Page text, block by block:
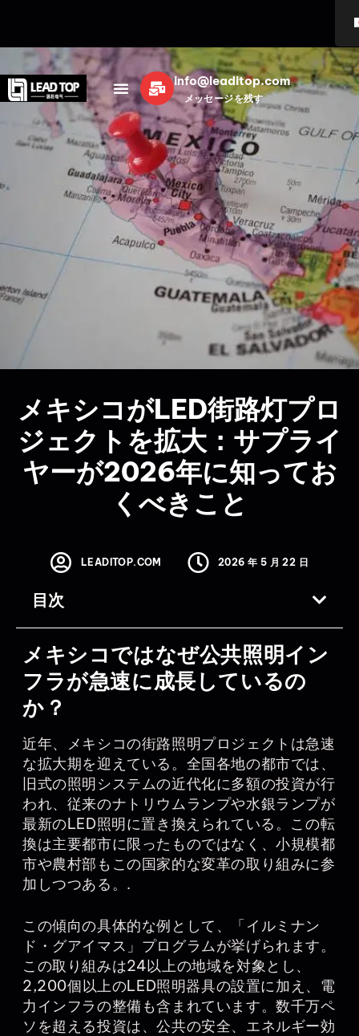
info@leaditop.com
メッセージを残す
メキシコがLED街路灯プロ
ジェクトを拡大：サプライ
ヤーが2026年に知ってお
くべきこと
LEADITOP.COM 2026 年 5 月 22 日
目次
メキシコではなぜ公共照明イン
フラが急速に成長しているの
か？
近年、メキシコの街路照明プロジェクトは急速
な拡大期を迎えている。全国各地の都市では、
旧式の照明システムの近代化に多額の投資が行
われ、従来のナトリウムランプや水銀ランプが
最新のLED照明に置き換えられている。この転
換は主要都市に限ったものではなく、小規模都
市や農村部もこの国家的な変革の取り組みに参
加しつつある。.
この傾向の具体的な例として、「イルミナン
ド・グアイマス」プログラムが挙げられます。
この取り組みは24以上の地域を対象とし、
2,200個以上のLED照明器具の設置に加え、電
力インフラの整備も含まれています。数千万ペ
ソを超える投資は、公共の安全、エネルギー効